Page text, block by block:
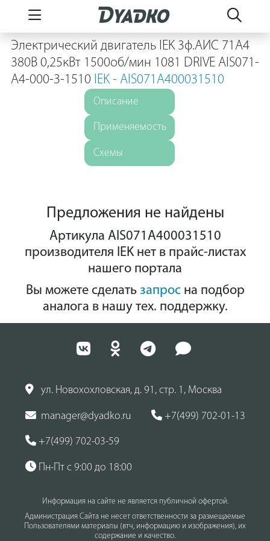
Электрический двигатель IEK 3ф.АИС 71A4
380В 0,25кВт 1500об/мин 1081 DRIVE AIS071-
A4-000-3-1510 IEK - AIS071A400031510
Описание
Применяемость
Схемы
Предложения не найдены
Артикула AIS071A400031510
производителя IEK нет в прайс-листах
нашего портала
Вы можете сделать запросна подбор
аналога в нашу тех. поддержку.
ул. Новохохловская, д. 91, стр. 1, Москва
manager@dyadko.ru +7(499) 702-01-13
+7(499) 702-03-59
Пн-Пт с 9:00 до 18:00
Информация на сайте не является публичной офертой.
Администрация Сайта не несет ответственности за размещаемые
Пользователями материалы (втч, информацию и изображения), их
содержание и качество.